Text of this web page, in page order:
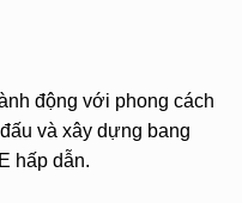
động với phong cách
và xây dựng bang
hấp dẫn.